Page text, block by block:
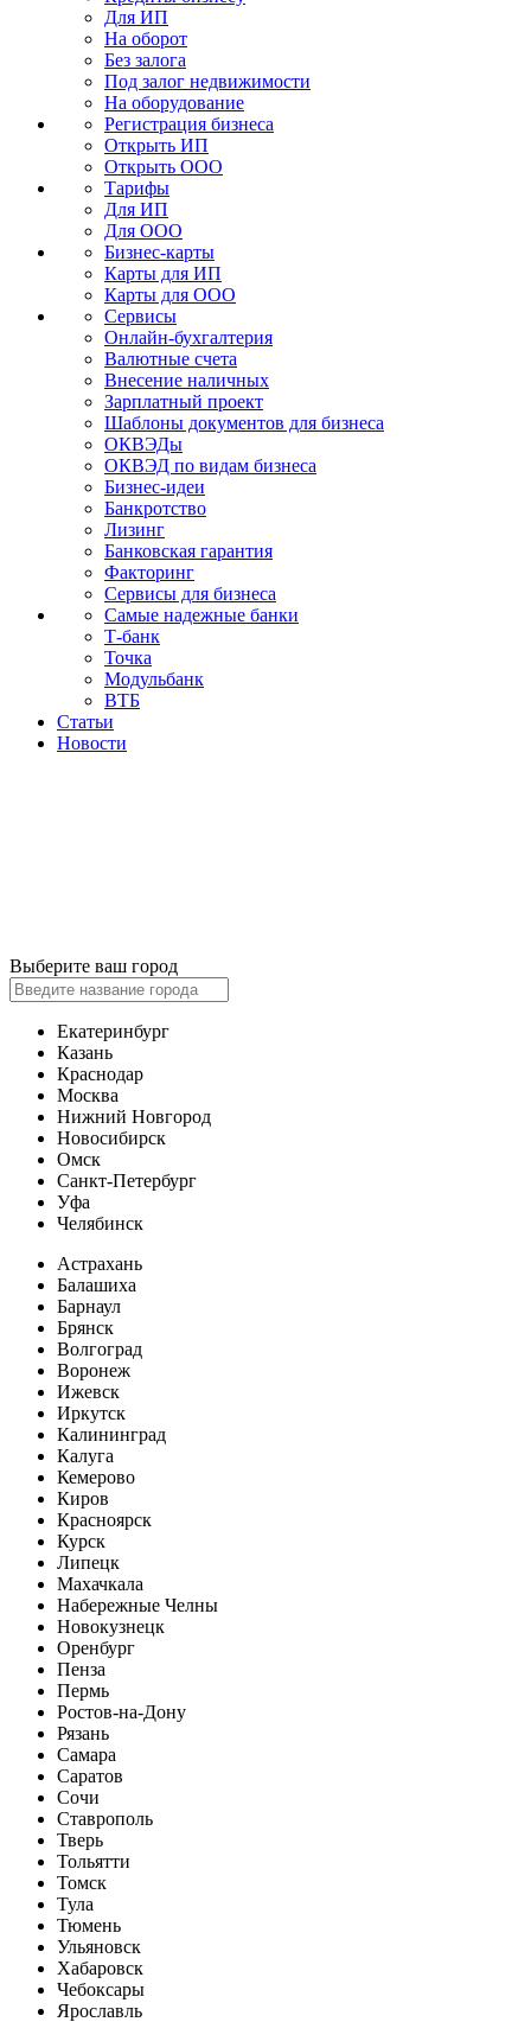
Для ИП
На оборот
Без залога
Под залог недвижимости
На оборудование
Регистрация бизнеса
Открыть ИП
Открыть ООО
Тарифы
Для ИП
Для ООО
Бизнес-карты
Карты для ИП
Карты для ООО
Сервисы
Онлайн-бухгалтерия
Валютные счета
Внесение наличных
Зарплатный проект
Шаблоны документов для бизнеса
ОКВЭДы
ОКВЭД по видам бизнеса
Бизнес-идеи
Банкротство
Лизинг
Банковская гарантия
Факторинг
Сервисы для бизнеса
Самые надежные банки
Т-банк
Точка
Модульбанк
ВТБ
Статьи
Новости
Выберите ваш город
Екатеринбург
Казань
Краснодар
Москва
Нижний Новгород
Новосибирск
Омск
Санкт-Петербург
Уфа
Челябинск
Астрахань
Балашиха
Барнаул
Брянск
Волгоград
Воронеж
Ижевск
Иркутск
Калининград
Калуга
Кемерово
Киров
Красноярск
Курск
Липецк
Махачкала
Набережные Челны
Новокузнецк
Оренбург
Пенза
Пермь
Ростов-на-Дону
Рязань
Самара
Саратов
Сочи
Ставрополь
Тверь
Тольятти
Томск
Тула
Тюмень
Ульяновск
Хабаровск
Чебоксары
Ярославль